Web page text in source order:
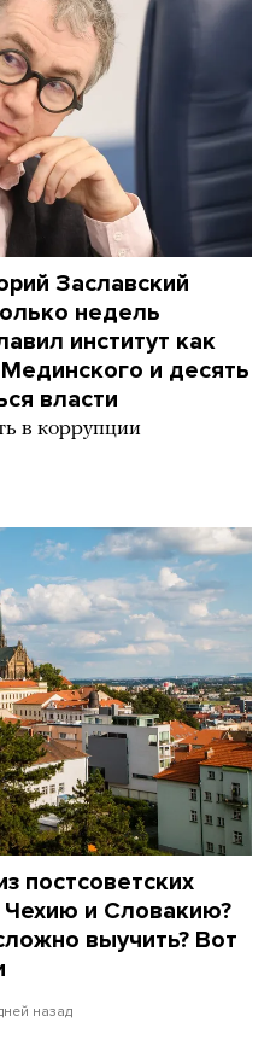
Заславский
недель
институт как
и десять
власти
в коррупции
постсоветских
Чехию и Словакию?
выучить? Вот
назад